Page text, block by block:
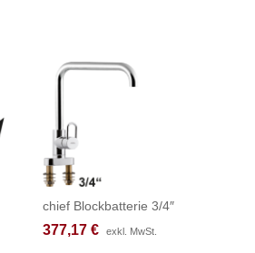
chief Blockbatterie 3/4″
377,17 € exkl. MwSt.
377,17 € exkl. MwSt.